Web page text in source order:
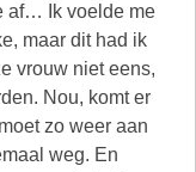
af… Ik voelde me
maar dit had ik
vrouw niet eens,
Nou, komt er
zo weer aan
weg. En